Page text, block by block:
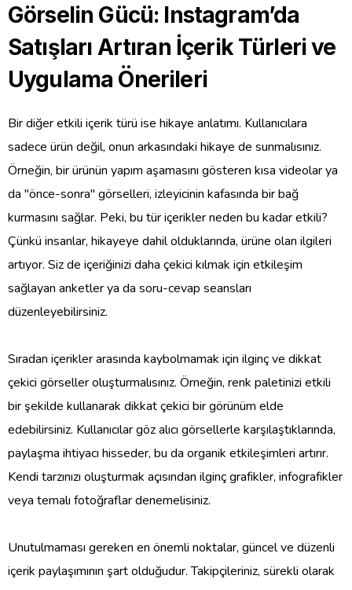
Görselin Gücü: Instagram’da
Satışları Artıran İçerik Türleri ve
Uygulama Önerileri
Bir diğer etkili içerik türü ise hikaye anlatımı. Kullanıcılara
sadece ürün değil, onun arkasındaki hikaye de sunmalısınız.
Örneğin, bir ürünün yapım aşamasını gösteren kısa videolar ya
da "önce-sonra" görselleri, izleyicinin kafasında bir bağ
kurmasını sağlar. Peki, bu tür içerikler neden bu kadar etkili?
Çünkü insanlar, hikayeye dahil olduklarında, ürüne olan ilgileri
artıyor. Siz de içeriğinizi daha çekici kılmak için etkileşim
sağlayan anketler ya da soru-cevap seansları
düzenleyebilirsiniz.
Sıradan içerikler arasında kaybolmamak için ilginç ve dikkat
çekici görseller oluşturmalısınız. Örneğin, renk paletinizi etkili
bir şekilde kullanarak dikkat çekici bir görünüm elde
edebilirsiniz. Kullanıcılar göz alıcı görsellerle karşılaştıklarında,
paylaşma ihtiyacı hisseder, bu da organik etkileşimleri artırır.
Kendi tarzınızı oluşturmak açısından ilginç grafikler, infografikler
veya temalı fotoğraflar denemelisiniz.
Unutulmaması gereken en önemli noktalar, güncel ve düzenli
içerik paylaşımının şart olduğudur. Takipçileriniz, sürekli olarak